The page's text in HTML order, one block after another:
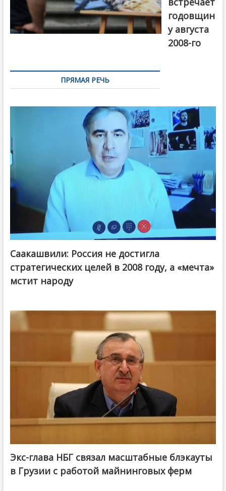
годовщин
у августа
2008-го
ПРЯМАЯ РЕЧЬ
Саакашвили: Россия не достигла
стратегических целей в 2008 году, а «мечта»
мстит народу
Экс-глава НБГ связал масштабные блэкауты
в Грузии с работой майнинговых ферм